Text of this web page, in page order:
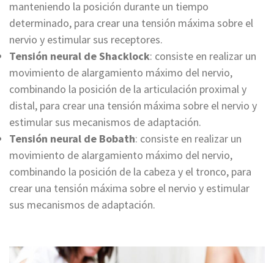
manteniendo la posición durante un tiempo
determinado, para crear una tensión máxima sobre el
nervio y estimular sus receptores.
Tensión neural de Shacklock: consiste en realizar un
movimiento de alargamiento máximo del nervio,
combinando la posición de la articulación proximal y
distal, para crear una tensión máxima sobre el nervio y
estimular sus mecanismos de adaptación.
Tensión neural de Bobath: consiste en realizar un
movimiento de alargamiento máximo del nervio,
combinando la posición de la cabeza y el tronco, para
crear una tensión máxima sobre el nervio y estimular
sus mecanismos de adaptación.